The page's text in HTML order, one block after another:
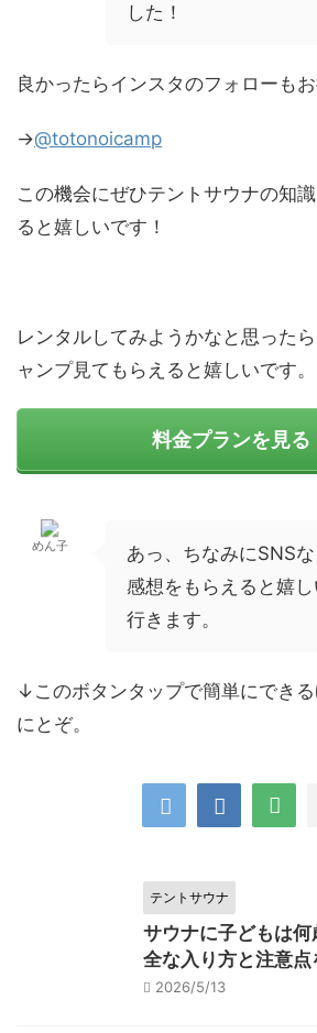
した！
良かったらインスタのフォローもお
→@totonoicamp
この機会にぜひテントサウナの知
ると嬉しいです！
レンタルしてみようかなと思った
ャンプ見てもらえると嬉しいです。
料金プランを見る
めん子
あっ、ちなみにSNS
感想をもらえると嬉
行きます。
↓このボタンタップで簡単にでき
にとぞ。
テントサウナ
サウナに子どもは
全な入り方と注意
2026/5/13